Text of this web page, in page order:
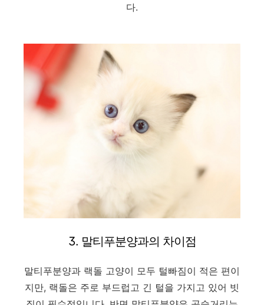
다.
3. 말티푸분양과의 차이점
말티푸분양과 랙돌 고양이 모두 털빠짐이 적은 편이
지만, 랙돌은 주로 부드럽고 긴 털을 가지고 있어 빗